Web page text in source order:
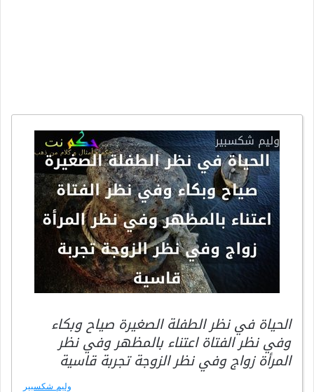
الحياة في نظر الطفلة الصغيرة صياح وبكاء
وفي نظر الفتاة اعتناء بالمظهر وفي نظر
المرأة زواج وفي نظر الزوجة تجربة قاسية
وليم شكسبير